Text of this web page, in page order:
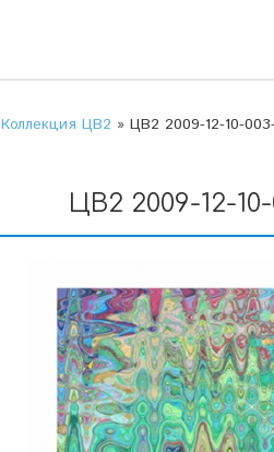
Коллекция ЦВ2 » ЦВ2 2009-12-10-
ЦВ2 2009-12-10-